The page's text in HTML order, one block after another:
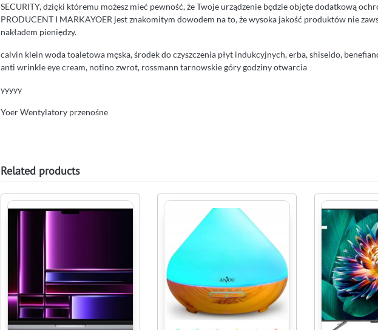
SECURITY, dzięki któremu możesz mieć pewność, że Twoje urządzenie będzie objęte dodatkową
PRODUCENT I MARKAYOER jest znakomitym dowodem na to, że wysoka jakość produktów nie
nakładem pieniędzy.
calvin klein woda toaletowa męska, środek do czyszczenia płyt indukcyjnych, erba, shiseido,
anti wrinkle eye cream, notino zwrot, rossmann tarnowskie góry godziny otwarcia
yyyyy
Yoer Wentylatory przenośne
Related products